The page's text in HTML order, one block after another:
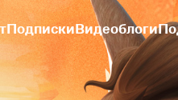
ПодпискиВидеоблоги